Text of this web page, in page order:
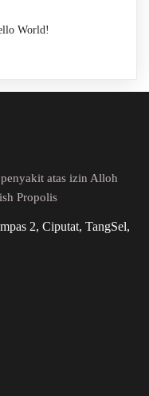
World!
atas izin Alloh
Propolis
2, Ciputat, TangSel,